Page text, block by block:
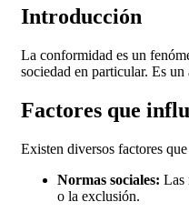
Introducción
La conformidad es un
sociedad en particular. Es
Factores que
Existen diversos factores
Normas sociales: Las
o la exclusión.